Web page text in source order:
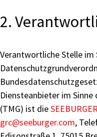
2.
Verantwortliche Stelle im
Diensteanbieter im
(TMG) ist die
grc@seeburger.com,